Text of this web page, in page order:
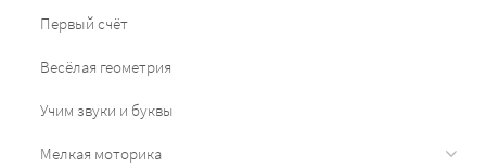
Первый счёт
Весёлая геометрия
Учим звуки и буквы
Мелкая моторика